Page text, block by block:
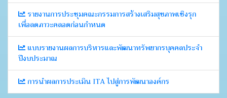
รายงานการประชุมคณะกรรมการสร้างเสริมสุขภาพเชิงรุก
เพื่อลดภาวะคลอดก่อนกำหนด
แบบรายงานผลการบริหารและพัฒนาทรัพยากรบุคคลประจำ
ปีงบประมาณ
การนำผลการประเมิน ITA ไปสู่การพัฒนาองค์กร